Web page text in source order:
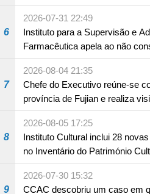
Aprofundada entre Guangdong
Hengqin
6
2026-07-31 22:49
Instituto para a Supervisão e
Farmacêutica apela ao não
produto com substâncias
ocidentais
7
2026-08-04 21:35
Chefe do Executivo reúne-se
província de Fujian e realiza
em Fuzhou
8
2026-08-05 17:25
Instituto Cultural inclui 28
no Inventário do Património
9
2026-07-30 15:32
CCAC descobriu um caso em